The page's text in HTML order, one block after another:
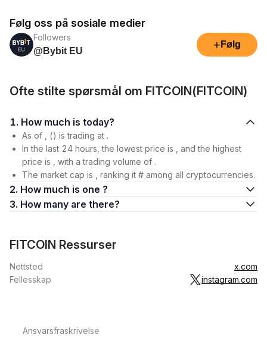
Følg oss på sosiale medier
Followers
@Bybit EU
+ Følg
Ofte stilte spørsmål om FITCOIN(FITCOIN)
1. How much is today?
As of , () is trading at .
In the last 24 hours, the lowest price is , and the highest
price is , with a trading volume of .
The market cap is , ranking it # among all cryptocurrencies.
2. How much is one ?
3. How many are there?
FITCOIN Ressurser
Nettsted
x.com
Fellesskap
instagram.com
Ansvarsfraskrivelse